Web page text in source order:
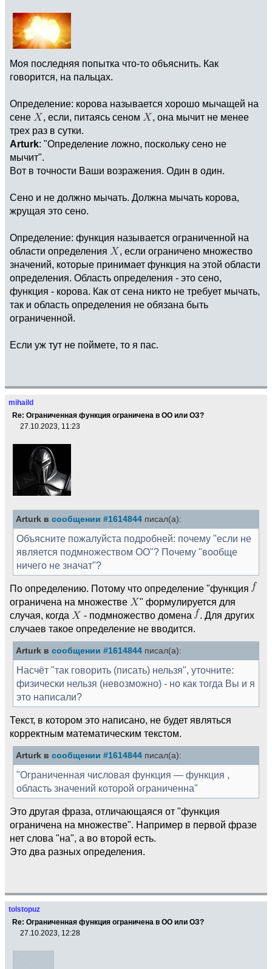
Моя последняя попытка что-то объяснить. Как
говорится, на пальцах.
Определение: корова называется хорошо мычащей на
сене
, если, питаясь сеном
, она мычит не менее
трех раз в сутки.
Arturk: "Определение ложно, поскольку сено не
мычит".
Вот в точности Ваши возражения. Один в один.
Сено и не должно мычать. Должна мычать корова,
жрущая это сено.
Определение: функция называется ограниченной на
области определения
, если ограничено множество
значений, которые принимает функция на этой области
определения. Область определения - это сено,
функция - корова. Как от сена никто не требует мычать,
так и область определения не обязана быть
ограниченной.
Если уж тут не поймете, то я пас.
mihaild
Re: Ограниченная функция ограничена в ОО или ОЗ?
27.10.2023, 11:23
Arturk в сообщении #1614844 писал(а):
Объясните пожалуйста подробней: почему "если не
является подмножеством ОО"? Почему "вообще
ничего не значат"?
По определению. Потому что определение "функция
ограничена на множестве
" формулируется для
случая, когда
- подмножество домена
. Для других
случаев такое определение не вводится.
Arturk в сообщении #1614844 писал(а):
Насчёт "так говорить (писать) нельзя", уточните:
физически нельзя (невозможно) - но как тогда Вы и я
это написали?
Текст, в котором это написано, не будет являться
корректным математическим текстом.
Arturk в сообщении #1614844 писал(а):
"Ограниченная числовая функция — функция ,
область значений которой ограниченна"
Это другая фраза, отличающаяся от "функция
ограничена на множестве". Например в первой фразе
нет слова "на", а во второй есть.
Это два разных определения.
tolstopuz
Re: Ограниченная функция ограничена в ОО или ОЗ?
27.10.2023, 12:28